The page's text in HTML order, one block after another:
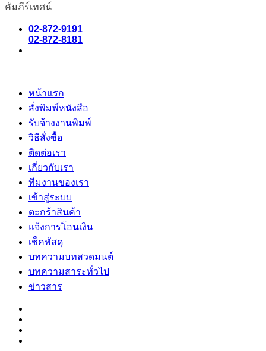
คัมภีร์เทศน์
02-872-9191
02-872-8181
หน้าแรก
สั่งพิมพ์หนังสือ
รับจ้างงานพิมพ์
วิธีสั่งซื้อ
ติดต่อเรา
เกี่ยวกับเรา
ทีมงานของเรา
เข้าสู่ระบบ
ตะกร้าสินค้า
แจ้งการโอนเงิน
เช็คพัสดุ
บทความบทสวดมนต์
บทความสาระทั่วไป
ข่าวสาร